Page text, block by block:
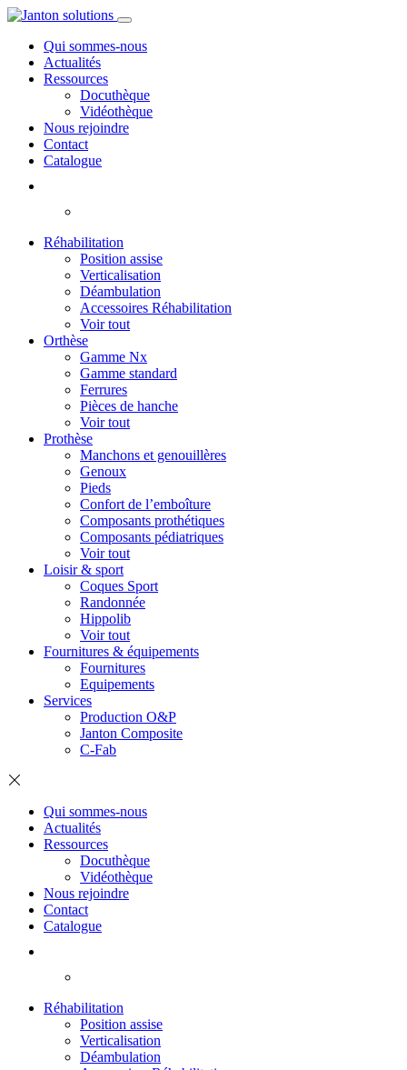
Qui sommes-nous
Actualités
Ressources
Docuthèque
Vidéothèque
Nous rejoindre
Contact
Catalogue
Réhabilitation
Position assise
Verticalisation
Déambulation
Accessoires Réhabilitation
Voir tout
Orthèse
Gamme Nx
Gamme standard
Ferrures
Pièces de hanche
Voir tout
Prothèse
Manchons et genouillères
Genoux
Pieds
Confort de l’emboîture
Composants prothétiques
Composants pédiatriques
Voir tout
Loisir & sport
Coques Sport
Randonnée
Hippolib
Voir tout
Fournitures & équipements
Fournitures
Equipements
Services
Production O&P
Janton Composite
C-Fab
Qui sommes-nous
Actualités
Ressources
Docuthèque
Vidéothèque
Nous rejoindre
Contact
Catalogue
Réhabilitation
Position assise
Verticalisation
Déambulation